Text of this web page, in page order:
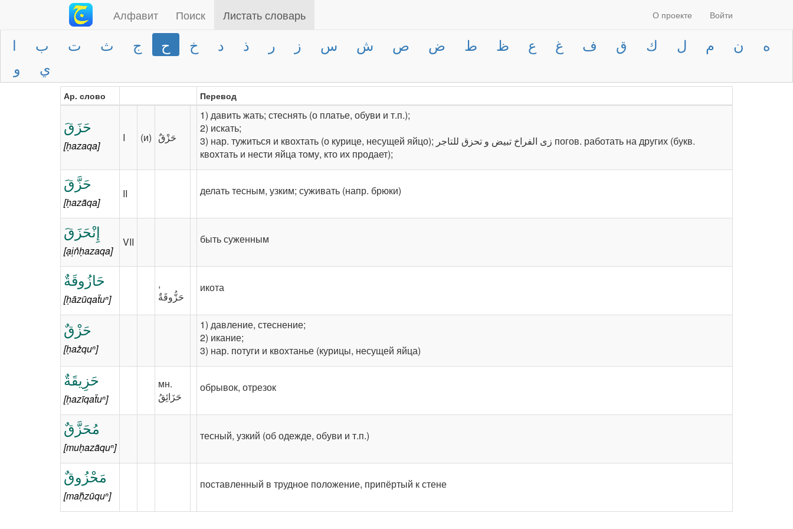
Алфавит Поиск Листать словарь О проекте Войти
ا ب ت ث ج ح خ د ذ ر ز س ش ص ض ط ظ ع غ ف ق ك ل م ن
ه
و
ي
Ар. слово Перевод
حَزَقَ
[ḥazaqa]
I (и)
1) давить жать; стеснять (о платье, обуви и т.п.);
2) искать;
3) нар. тужиться и квохтать (о курице, несущей яйцо); ‎‫زى الفراخ تبيض و تحزق للتاجر‬‎ погов. работать на других (букв.
квохтать и нести яйца тому, кто их продает);
حَزَّقَ
[ḥazãqa]
II делать тесным, узким; суживать (напр. брюки)
إِنْحَزَقَ
[ại̹n̊ḥazaqa]
VII быть суженным
حَازُوقَةٌ
[ḥāzūqaẗuⁿ]
‪,‬
икота
حَزْقٌ
[ḥaz̊quⁿ]
1) давление, стеснение;
2) икание;
3) нар. потуги и квохтанье (курицы, несущей яйца)
حَزِيقَةٌ
[ḥazīqaẗuⁿ]
‪мн.‬
обрывок, отрезок
مُحَزَّقٌ
[muḥazãquⁿ]
тесный, узкий (об одежде, обуви и т.п.)
مَحْزُوقٌ
[maḥ̊zūquⁿ]
поставленный в трудное положение, припёртый к стене